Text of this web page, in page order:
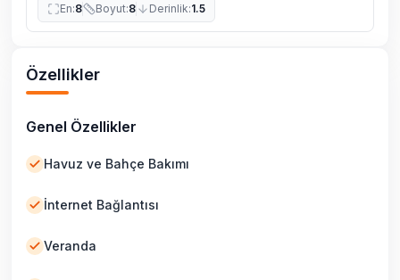
En:8 Boyut:8 Derinlik:1.5
Özellikler
Genel Özellikler
Havuz ve Bahçe Bakımı
İnternet Bağlantısı
Veranda